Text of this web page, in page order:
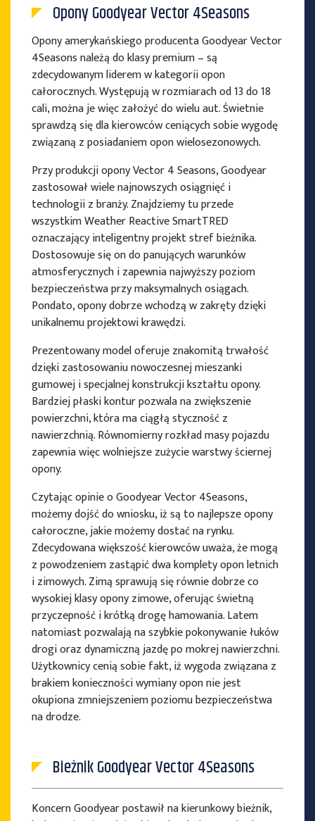
Opony Goodyear Vector 4Seasons
Opony amerykańskiego producenta Goodyear Vector
4Seasons należą do klasy premium – są
zdecydowanym liderem w kategorii opon
całorocznych. Występują w rozmiarach od 13 do 18
cali, można je więc założyć do wielu aut. Świetnie
sprawdzą się dla kierowców ceniących sobie wygodę
związaną z posiadaniem opon wielosezonowych.
Przy produkcji opony Vector 4 Seasons, Goodyear
zastosował wiele najnowszych osiągnięć i
technologii z branży. Znajdziemy tu przede
wszystkim Weather Reactive SmartTRED
oznaczający inteligentny projekt stref bieżnika.
Dostosowuje się on do panujących warunków
atmosferycznych i zapewnia najwyższy poziom
bezpieczeństwa przy maksymalnych osiągach.
Pondato, opony dobrze wchodzą w zakręty dzięki
unikalnemu projektowi krawędzi.
Prezentowany model oferuje znakomitą trwałość
dzięki zastosowaniu nowoczesnej mieszanki
gumowej i specjalnej konstrukcji kształtu opony.
Bardziej płaski kontur pozwala na zwiększenie
powierzchni, która ma ciągłą styczność z
nawierzchnią. Równomierny rozkład masy pojazdu
zapewnia więc wolniejsze zużycie warstwy ściernej
opony.
Czytając opinie o Goodyear Vector 4Seasons,
możemy dojść do wniosku, iż są to najlepsze opony
całoroczne, jakie możemy dostać na rynku.
Zdecydowana większość kierowców uważa, że mogą
z powodzeniem zastąpić dwa komplety opon letnich
i zimowych. Zimą sprawują się równie dobrze co
wysokiej klasy opony zimowe, oferując świetną
przyczepność i krótką drogę hamowania. Latem
natomiast pozwalają na szybkie pokonywanie łuków
drogi oraz dynamiczną jazdę po mokrej nawierzchni.
Użytkownicy cenią sobie fakt, iż wygoda związana z
brakiem konieczności wymiany opon nie jest
okupiona zmniejszeniem poziomu bezpieczeństwa
na drodze.
Bieżnik Goodyear Vector 4Seasons
Koncern Goodyear postawił na kierunkowy bieżnik,